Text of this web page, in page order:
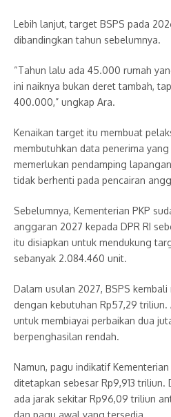
Lebih lanjut, target BSPS pada
dibandingkan tahun sebelumnya.
“Tahun lalu ada 45.000 rumah
ini naiknya bukan deret tambah,
400.000,” ungkap Ara.
Kenaikan target itu membuat
membutuhkan data penerima
memerlukan pendamping
tidak berhenti pada pencairan
Sebelumnya, Kementerian PKP
anggaran 2027 kepada DPR RI
itu disiapkan untuk mendukung
sebanyak 2.084.460 unit.
Dalam usulan 2027, BSPS
dengan kebutuhan Rp57,29
untuk membiayai perbaikan dua
berpenghasilan rendah.
Namun, pagu indikatif
ditetapkan sebesar Rp9,913 triliun.
ada jarak sekitar Rp96,09 triliun
dan pagu awal yang tersedia.